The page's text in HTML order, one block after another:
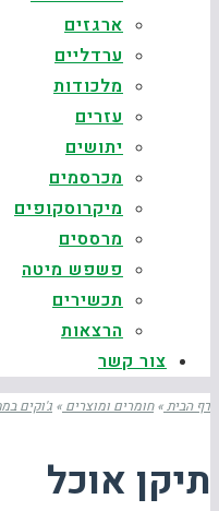
ארגזים
ערדליים
מלכודות
עזרים
יתושים
מכרסמים
מיקרוסקופים
מרססים
פשפש מיטה
תכשירים
הרצאות
צור קשר
דף הבית» חומרים ומוצרים » ג'וקים
תיקן אוכל